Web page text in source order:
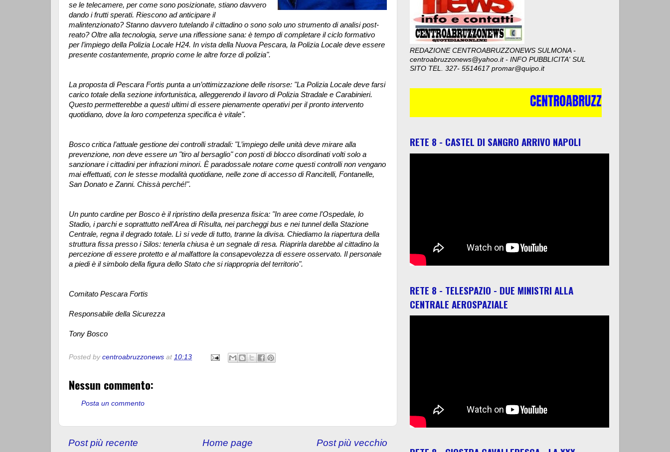
se le telecamere, per come sono posizionate, stiano davvero
dando i frutti sperati. Riescono ad anticipare il
malintenzionato? Stanno davvero tutelando il cittadino o sono solo uno strumento di analisi post-
reato? Oltre alla tecnologia, serve una riflessione sana: è tempo di completare il ciclo formativo
per l’impiego della Polizia Locale H24. In vista della Nuova Pescara, la Polizia Locale deve essere
presente costantemente, proprio come le altre forze di polizia".
La proposta di Pescara Fortis punta a un’ottimizzazione delle risorse: "La Polizia Locale deve farsi
carico totale della sezione infortunistica, alleggerendo il lavoro di Polizia Stradale e Carabinieri.
Questo permetterebbe a questi ultimi di essere pienamente operativi per il pronto intervento
quotidiano, dove la loro competenza specifica è vitale".
Bosco critica l’attuale gestione dei controlli stradali: "L’impiego delle unità deve mirare alla
prevenzione, non deve essere un "tiro al bersaglio" con posti di blocco disordinati volti solo a
sanzionare i cittadini per infrazioni minori. È paradossale notare come questi controlli non vengano
mai effettuati, con le stesse modalità quotidiane, nelle zone di accesso di Rancitelli, Fontanelle,
San Donato e Zanni. Chissà perché!".
Un punto cardine per Bosco è il ripristino della presenza fisica: "In aree come l'Ospedale, lo
Stadio, i parchi e soprattutto nell'Area di Risulta, nei parcheggi bus e nei tunnel della Stazione
Centrale, regna il degrado totale. Lì si vede di tutto, tranne la divisa. Chiediamo la riapertura della
struttura fissa presso i Silos: tenerla chiusa è un segnale di resa. Riaprirla darebbe al cittadino la
percezione di essere protetto e al malfattore la consapevolezza di essere osservato. Il personale
a piedi è il simbolo della figura dello Stato che si riappropria del territorio".
Comitato Pescara Fortis
Responsabile della Sicurezza
Tony Bosco
Posted by centroabruzzonews at 10:13
Nessun commento:
Posta un commento
Post più recente Post più vecchio
Home page
REDAZIONE CENTROABRUZZONEWS SULMONA -
centroabruzzonews@yahoo.it - INFO PUBBLICITA' SUL
SITO TEL. 327- 5514617 promar@quipo.it
RETE 8 - CASTEL DI SANGRO ARRIVO NAPOLI
RETE 8 - TELESPAZIO - DUE MINISTRI ALLA
CENTRALE AEROSPAZIALE